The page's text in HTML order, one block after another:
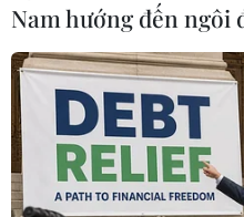
Nam hướng đến ngôi